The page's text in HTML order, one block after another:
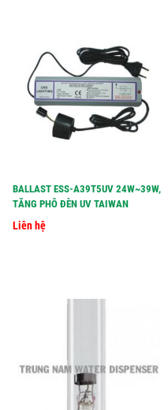
BALLAST ESS-A39T5UV 24W~39W,
TĂNG PHÔ ĐÈN UV TAIWAN
Liên hệ